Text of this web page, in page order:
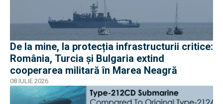
De la mine, la protecția infrastructurii critice:
România, Turcia și Bulgaria extind
cooperarea militară în Marea Neagră
08 IULIE 2026